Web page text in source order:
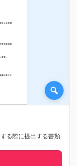
る際に提出する書類